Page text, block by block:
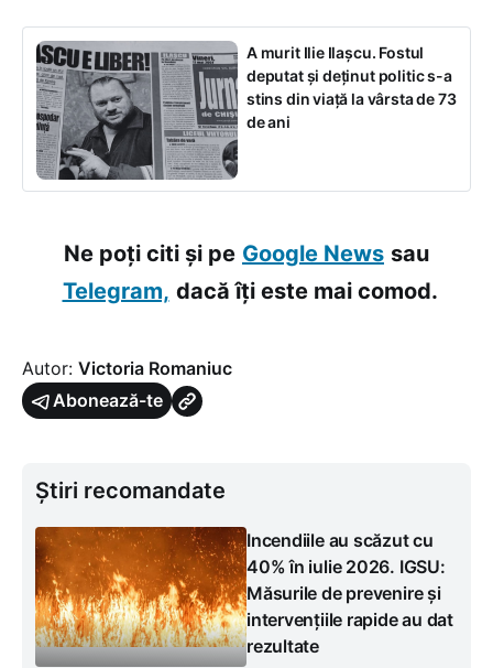
A murit Ilie Ilașcu. Fostul
deputat și deținut politic s-a
stins din viață la vârsta de 73
de ani
Ne poți citi și pe Google News sau
Telegram, dacă îți este mai comod.
Autor: Victoria Romaniuc
Abonează-te
Știri recomandate
Incendiile au scăzut cu
40% în iulie 2026. IGSU:
Măsurile de prevenire și
intervențiile rapide au dat
rezultate